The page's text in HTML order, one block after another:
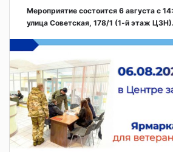
Мероприятие состоится 6 августа с
улица Советская, 178/1 (1‑й этаж ЦЗН).